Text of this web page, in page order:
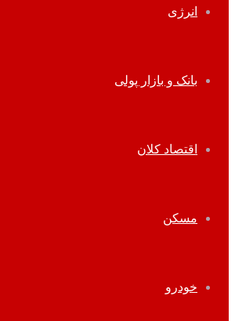
انرژی
بانک و بازار پولی
اقتصاد کلان
مسکن
خودرو